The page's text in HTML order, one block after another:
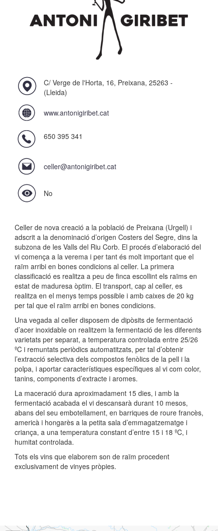
C/ Verge de l'Horta, 16, Preixana, 25263 -
(Lleida)
www.antonigiribet.cat
650 395 341
celler@antonigiribet.cat
No
Celler de nova creació a la població de Preixana (Urgell) i
adscrit a la denominació d’origen Costers del Segre, dins la
subzona de les Valls del Riu Corb. El procés d’elaboració del
vi comença a la verema i per tant és molt important que el
raïm arribi en bones condicions al celler. La primera
classificació es realitza a peu de finca escollint els raïms en
estat de maduresa òptim. El transport, cap al celler, es
realitza en el menys temps possible i amb caixes de 20 kg
per tal que el raïm arribi en bones condicions.
Una vegada al celler disposem de dipòsits de fermentació
d’acer inoxidable on realitzem la fermentació de les diferents
varietats per separat, a temperatura controlada entre 25/26
ºC i remuntats periòdics automatitzats, per tal d’obtenir
l’extracció selectiva dels compostos fenòlics de la pell i la
polpa, i aportar característiques específiques al vi com color,
tanins, components d’extracte i aromes.
La maceració dura aproximadament 15 dies, i amb la
fermentació acabada el vi descansarà durant 10 mesos,
abans del seu embotellament, en barriques de roure francès,
americà i hongarès a la petita sala d’emmagatzematge i
criança, a una temperatura constant d’entre 15 i 18 ºC, i
humitat controlada.
Tots els vins que elaborem son de raïm procedent
exclusivament de vinyes pròpies.